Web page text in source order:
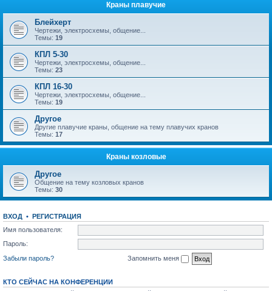
Краны плавучие
Блейхерт
Чертежи, электросхемы, общение...
Темы: 19
КПЛ 5-30
Чертежи, электросхемы, общение...
Темы: 23
КПЛ 16-30
Чертежи, электросхемы, общение...
Темы: 19
Другое
Другие плавучие краны, общение на тему плавучих кранов
Темы: 17
Краны козловые
Другое
Общение на тему козловых кранов
Темы: 30
ВХОД • РЕГИСТРАЦИЯ
Имя пользователя:
Пароль:
Забыли пароль?
Запомнить меня
КТО СЕЙЧАС НА КОНФЕРЕНЦИИ